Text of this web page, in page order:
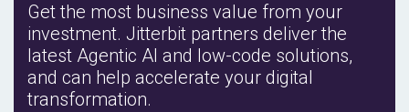
Get the most business value from your
investment. Jitterbit partners deliver the
latest Agentic AI and low-code solutions,
and can help accelerate your digital
transformation.